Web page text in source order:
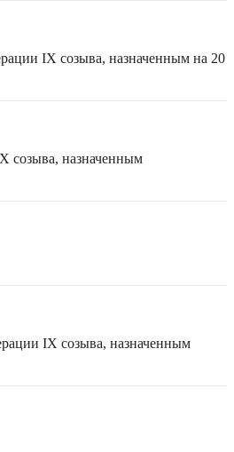
IX созыва, назначенным на 20
созыва, назначенным
IX созыва, назначенным